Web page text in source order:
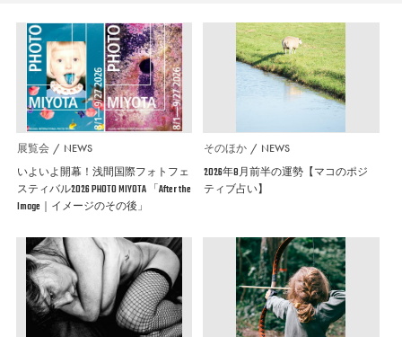
展覧会 NEWS
いよいよ開幕！浅間国際フォトフェ
スティバル2026 PHOTO MIYOTA 「After the
Image｜イメージのその後」
そのほか NEWS
2026年8月前半の運勢【マコのポジ
ティブ占い】